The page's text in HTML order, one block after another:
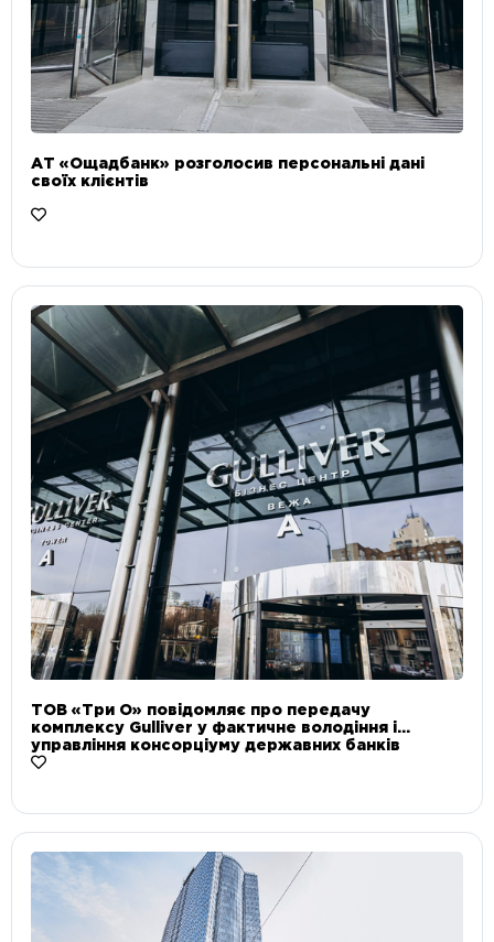
АТ «Ощадбанк» розголосив персональні дані
своїх клієнтів
ТОВ «Три О» повідомляє про передачу
комплексу Gulliver у фактичне володіння і
управління консорціуму державних банків